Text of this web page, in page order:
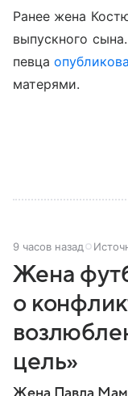
Ранее жена
выпускного
певца
матерями.
9 часов назад
Жена
о
цель»